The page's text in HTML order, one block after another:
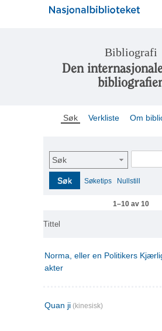
Bibliografi
Den
Søk Verkliste Om
Søk
Søk Søketips Nullstill
1–10 av 10
Tittel
Norma, eller en Politikers
akter
Quan ji (kinesisk)